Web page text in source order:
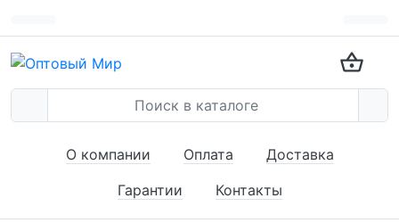
О компании Оплата
Доставка
Гарантии
Контакты